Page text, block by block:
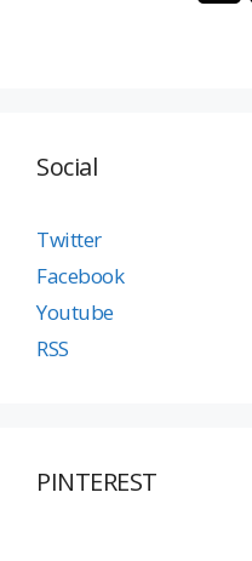
Social
Twitter
Facebook
Youtube
RSS
PINTEREST